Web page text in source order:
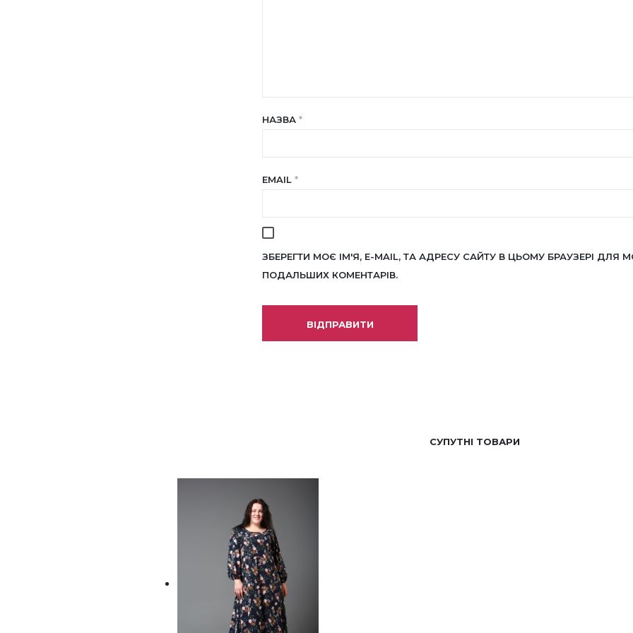
НАЗВА *
EMAIL *
ЗБЕРЕГТИ МОЄ ІМ'Я, E-MAIL, ТА АДРЕСУ САЙТУ В ЦЬОМУ БРАУЗЕРІ ДЛЯ
ПОДАЛЬШИХ КОМЕНТАРІВ.
СУПУТНІ ТОВАРИ